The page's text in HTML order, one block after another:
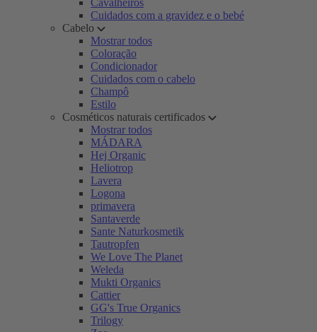
Cavalheiros
Cuidados com a gravidez e o bebé
Cabelo
Mostrar todos
Coloração
Condicionador
Cuidados com o cabelo
Champô
Estilo
Cosméticos naturais certificados
Mostrar todos
MÁDARA
Hej Organic
Heliotrop
Lavera
Logona
primavera
Santaverde
Sante Naturkosmetik
Tautropfen
We Love The Planet
Weleda
Mukti Organics
Cattier
GG's True Organics
Trilogy